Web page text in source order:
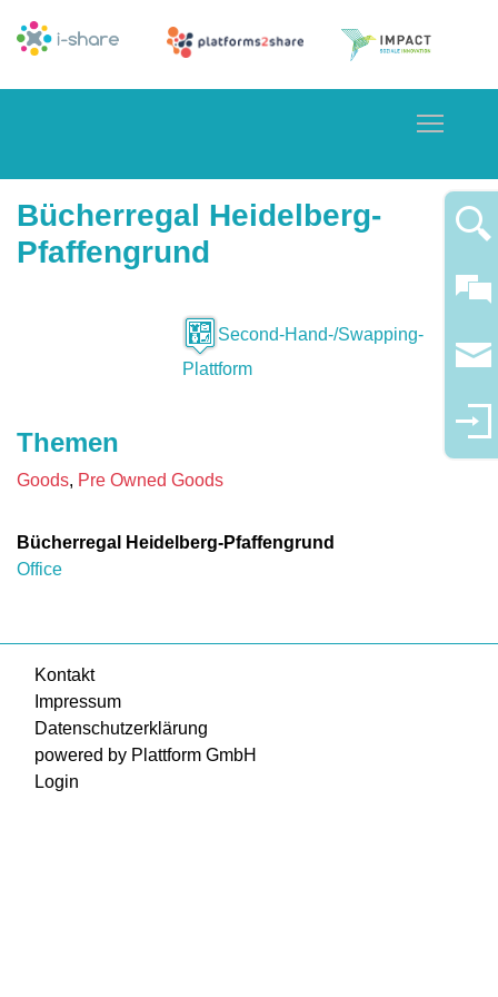
Bücherregal Heidelberg-
Pfaffengrund
Second-Hand-/Swapping-
Plattform
Themen
Goods Pre Owned Goods
Bücherregal Heidelberg-Pfaffengrund
Office
Kontakt
Impressum
Datenschutzerklärung
powered by Plattform GmbH
Login